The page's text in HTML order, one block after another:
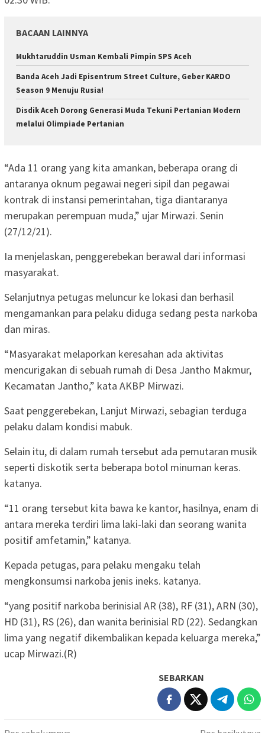
BACAAN LAINNYA
Mukhtaruddin Usman Kembali Pimpin SPS Aceh
Banda Aceh Jadi Episentrum Street Culture, Geber KARDO
Season 9 Menuju Rusia!
Disdik Aceh Dorong Generasi Muda Tekuni Pertanian Modern
melalui Olimpiade Pertanian
“Ada 11 orang yang kita amankan, beberapa orang di
antaranya oknum pegawai negeri sipil dan pegawai
kontrak di instansi pemerintahan, tiga diantaranya
merupakan perempuan muda,” ujar Mirwazi. Senin
(27/12/21).
Ia menjelaskan, penggerebekan berawal dari informasi
masyarakat.
Selanjutnya petugas meluncur ke lokasi dan berhasil
mengamankan para pelaku diduga sedang pesta narkoba
dan miras.
“Masyarakat melaporkan keresahan ada aktivitas
mencurigakan di sebuah rumah di Desa Jantho Makmur,
Kecamatan Jantho,” kata AKBP Mirwazi.
Saat penggerebekan, Lanjut Mirwazi, sebagian terduga
pelaku dalam kondisi mabuk.
Selain itu, di dalam rumah tersebut ada pemutaran musik
seperti diskotik serta beberapa botol minuman keras.
katanya.
“11 orang tersebut kita bawa ke kantor, hasilnya, enam di
antara mereka terdiri lima laki-laki dan seorang wanita
positif amfetamin,” katanya.
Kepada petugas, para pelaku mengaku telah
mengkonsumsi narkoba jenis ineks. katanya.
“yang positif narkoba berinisial AR (38), RF (31), ARN (30),
HD (31), RS (26), dan wanita berinisial RD (22). Sedangkan
lima yang negatif dikembalikan kepada keluarga mereka,”
ucap Mirwazi.(R)
SEBARKAN